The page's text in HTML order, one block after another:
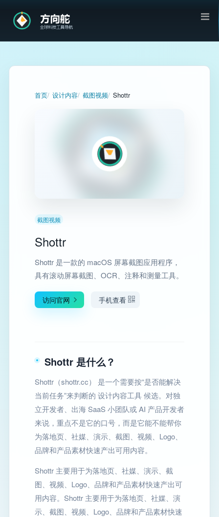
首页 设计内容 截图视频 Shottr
截图视频
Shottr
Shottr 是一款的 macOS 屏幕截图应用程序，
具有滚动屏幕截图、OCR、注释和测量工具。
访问官网 手机查看
Shottr 是什么？
Shottr（shottr.cc） 是一个需要按“是否能解决
当前任务”来判断的 设计内容工具 候选。对独
立开发者、出海 SaaS 小团队或 AI 产品开发者
来说，重点不是它的口号，而是它能不能帮你
为落地页、社媒、演示、截图、视频、Logo、
品牌和产品素材快速产出可用内容。
Shottr 主要用于为落地页、社媒、演示、截
图、视频、Logo、品牌和产品素材快速产出可
用内容。Shottr 主要用于为落地页、社媒、演
示、截图、视频、Logo、品牌和产品素材快速